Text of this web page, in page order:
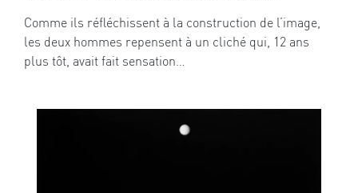
Comme ils réfléchissent à la construction de l’image,
les deux hommes repensent à un cliché qui, 12 ans
plus tôt, avait fait sensation…